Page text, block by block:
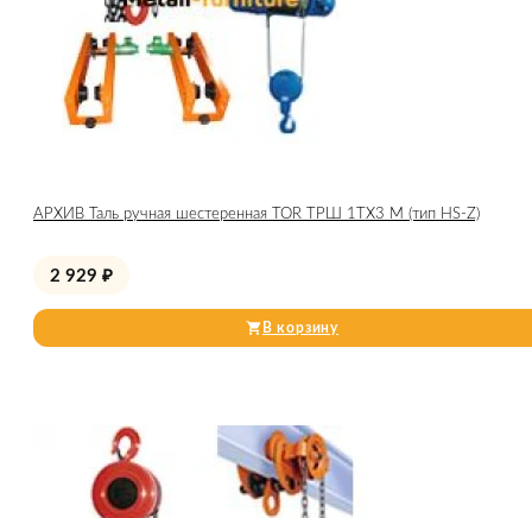
АРХИВ Таль ручная шестеренная TOR ТРШ 1ТХ3 М (тип HS-Z)
2 929 ₽
В корзину